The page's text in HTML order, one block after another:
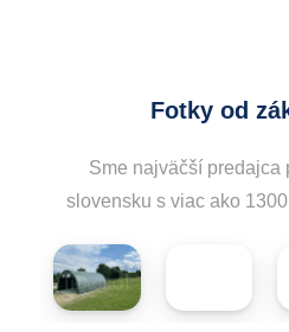
Fotky od
Sme najväčší predajca
slovensku s viac ako